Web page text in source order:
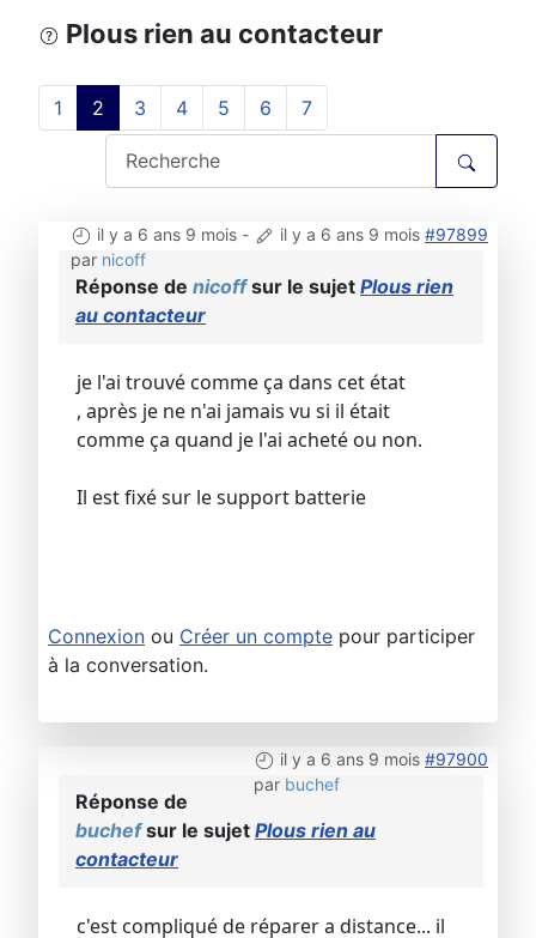
Plous rien au contacteur
1 2 3 4 5 6 7
il y a 6 ans 9 mois - il y a 6 ans 9 mois #97899
par nicoff
Réponse de nicoffsur le sujet Plous rien
au contacteur
je l'ai trouvé comme ça dans cet état
, après je ne n'ai jamais vu si il était
comme ça quand je l'ai acheté ou non.
Il est fixé sur le support batterie
Connexion ou Créer un compte pour participer
à la conversation.
il y a 6 ans 9 mois #97900
par buchef
Réponse de
buchefsur le sujet Plous rien au
contacteur
c'est compliqué de réparer a distance... il